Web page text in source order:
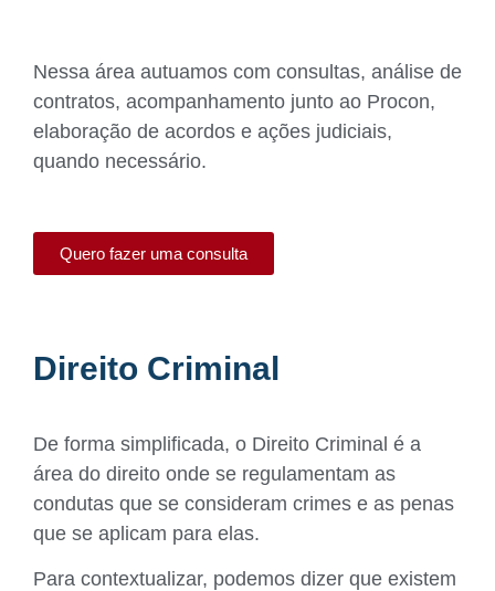
Nessa área autuamos com consultas, análise de
contratos, acompanhamento junto ao Procon,
elaboração de acordos e ações judiciais,
quando necessário.
Quero fazer uma consulta
Direito Criminal
De forma simplificada, o Direito Criminal é a
área do direito onde se regulamentam as
condutas que se consideram crimes e as penas
que se aplicam para elas.
Para contextualizar, podemos dizer que existem